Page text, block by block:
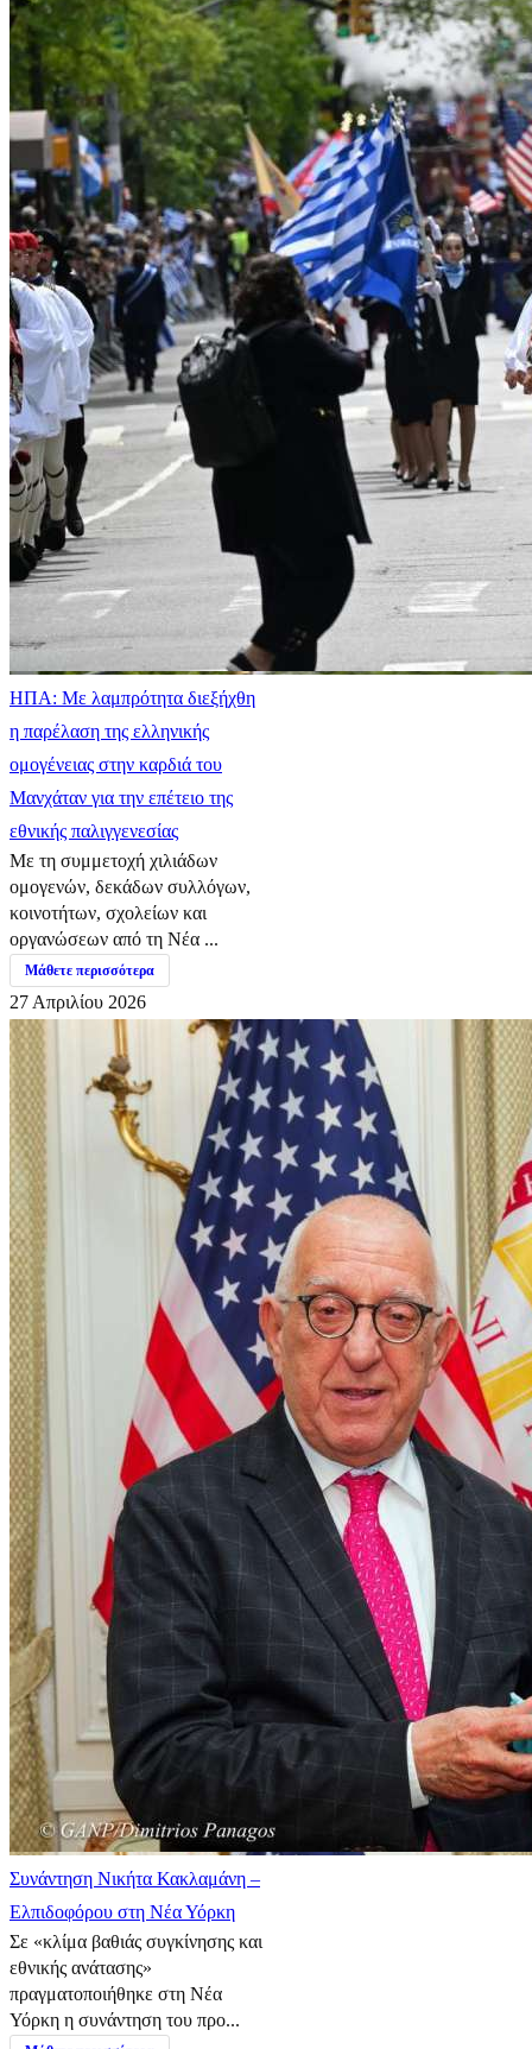
ΗΠΑ: Με λαμπρότητα διεξήχθη
η παρέλαση της ελληνικής
ομογένειας στην καρδιά του
Μανχάταν για την επέτειο της
εθνικής παλιγγενεσίας
Με τη συμμετοχή χιλιάδων
ομογενών, δεκάδων συλλόγων,
κοινοτήτων, σχολείων και
οργανώσεων από τη Νέα ...
Μάθετε περισσότερα
27 Απριλίου 2026
Συνάντηση Νικήτα Κακλαμάνη –
Ελπιδοφόρου στη Νέα Υόρκη
Σε «κλίμα βαθιάς συγκίνησης και
εθνικής ανάτασης»
πραγματοποιήθηκε στη Νέα
Υόρκη η συνάντηση του προ...